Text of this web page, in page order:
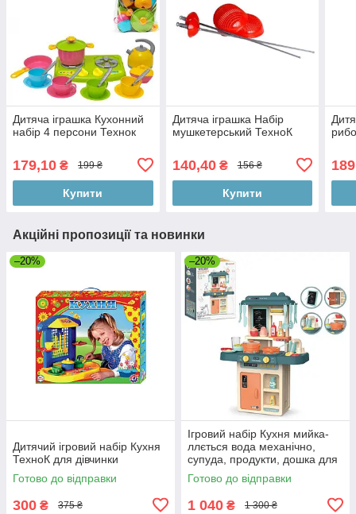
Дитяча іграшка Кухонний
набір 4 персони Технок
179,10 ₴ 199 ₴
Купити
Дитяча іграшка Набір
мушкетерський ТехноК
140,40₴ 156 ₴
Купити
189
Акційні пропозиції та новинки
–20%
Дитячий ігровий набір Кухня
ТехноК для дівчинки
Готово до відправки
300 ₴ 375 ₴
–20%
Ігровий набір Кухня мийка-
ллється вода механічно,
супуда, продукти, дошка для
Готово до відправки
1 040 ₴ 1 300 ₴